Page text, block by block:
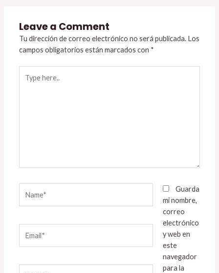
Leave a Comment
Tu dirección de correo electrónico no será publicada. Los
campos obligatorios están marcados con *
here..
Guarda
mi nombre,
correo
electrónico
y web en
este
navegador
para la